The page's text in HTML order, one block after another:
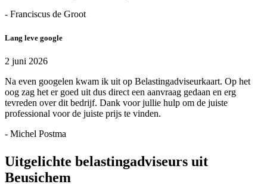
- Franciscus de Groot
Lang leve google
2 juni 2026
Na even googelen kwam ik uit op Belastingadviseurkaart. Op het
oog zag het er goed uit dus direct een aanvraag gedaan en erg
tevreden over dit bedrijf. Dank voor jullie hulp om de juiste
professional voor de juiste prijs te vinden.
- Michel Postma
Uitgelichte belastingadviseurs uit
Beusichem